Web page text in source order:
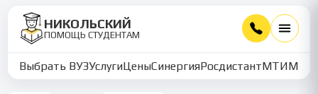
НИКОЛЬСКИЙ
ПОМОЩЬ СТУДЕНТАМ
Выбрать ВУЗУслугиЦеныСинергияРосдистантМТИММУ